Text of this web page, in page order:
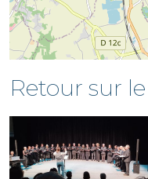
Retour sur